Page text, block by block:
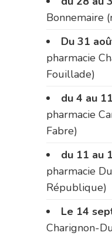
Bonnemaire
Du 31
pharmacie
Fouillade)
du 4 au
pharmacie
Fabre)
du 11 au
pharmacie
République)
Le 14
Charignon-